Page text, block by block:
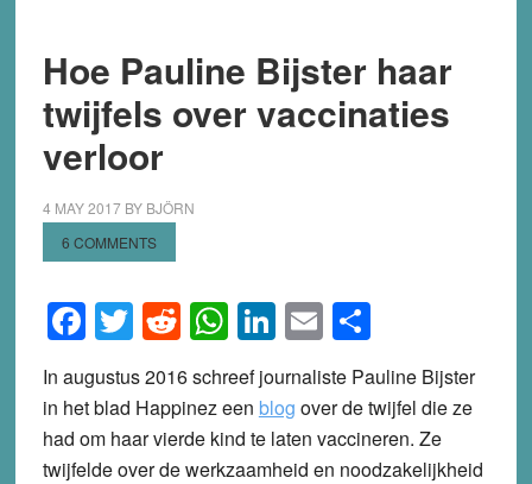
Hoe Pauline Bijster haar
twijfels over vaccinaties
verloor
4 MAY 2017BY BJÖRN
6 COMMENTS
Facebook
Twitter
Reddit
WhatsApp
LinkedIn
EmailShare
In augustus 2016 schreef journaliste Pauline Bijster
in het blad Happinez een blog over de twijfel die ze
had om haar vierde kind te laten vaccineren. Ze
twijfelde over de werkzaamheid en noodzakelijkheid